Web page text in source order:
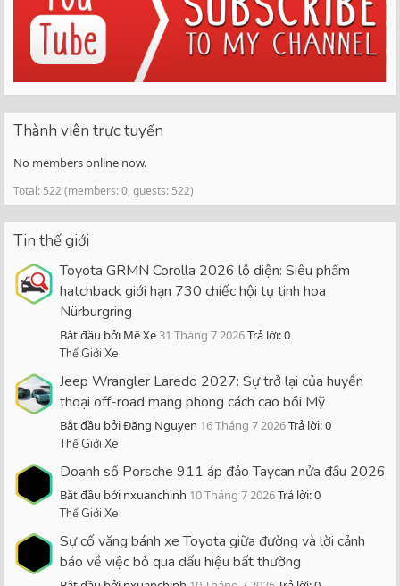
Thành viên trực tuyến
No members online now.
Total: 522 (members: 0, guests: 522)
Tin thế giới
Toyota GRMN Corolla 2026 lộ diện: Siêu phẩm
hatchback giới hạn 730 chiếc hội tụ tinh hoa
Nürburgring
Bắt đầu bởi Mê Xe31 Tháng 7 2026Trả lời: 0
Thế Giới Xe
Jeep Wrangler Laredo 2027: Sự trở lại của huyền
thoại off-road mang phong cách cao bồi Mỹ
Bắt đầu bởi Đăng Nguyen 16 Tháng 7 2026Trả lời: 0
Thế Giới Xe
Doanh số Porsche 911 áp đảo Taycan nửa đầu 2026
Bắt đầu bởi nxuanchinh 10 Tháng 7 2026Trả lời: 0
Thế Giới Xe
Sự cố văng bánh xe Toyota giữa đường và lời cảnh
báo về việc bỏ qua dấu hiệu bất thường